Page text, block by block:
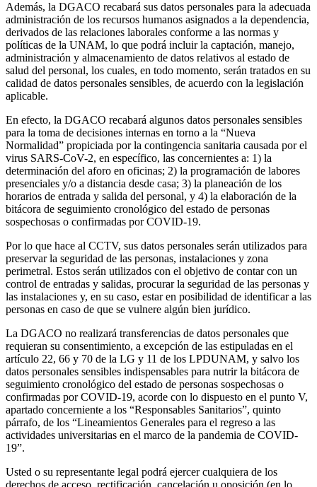
Además, la DGACO recabará sus datos personales para la adecuada
administración de los recursos humanos asignados a la dependencia,
derivados de las relaciones laborales conforme a las normas y
políticas de la UNAM, lo que podrá incluir la captación, manejo,
administración y almacenamiento de datos relativos al estado de
salud del personal, los cuales, en todo momento, serán tratados en su
calidad de datos personales sensibles, de acuerdo con la legislación
aplicable.
En efecto, la DGACO recabará algunos datos personales sensibles
para la toma de decisiones internas en torno a la “Nueva
Normalidad” propiciada por la contingencia sanitaria causada por el
virus SARS-CoV-2, en específico, las concernientes a: 1) la
determinación del aforo en oficinas; 2) la programación de labores
presenciales y/o a distancia desde casa; 3) la planeación de los
horarios de entrada y salida del personal, y 4) la elaboración de la
bitácora de seguimiento cronológico del estado de personas
sospechosas o confirmadas por COVID-19.
Por lo que hace al CCTV, sus datos personales serán utilizados para
preservar la seguridad de las personas, instalaciones y zona
perimetral. Estos serán utilizados con el objetivo de contar con un
control de entradas y salidas, procurar la seguridad de las personas y
las instalaciones y, en su caso, estar en posibilidad de identificar a las
personas en caso de que se vulnere algún bien jurídico.
La DGACO no realizará transferencias de datos personales que
requieran su consentimiento, a excepción de las estipuladas en el
artículo 22, 66 y 70 de la LG y 11 de los LPDUNAM, y salvo los
datos personales sensibles indispensables para nutrir la bitácora de
seguimiento cronológico del estado de personas sospechosas o
confirmadas por COVID-19, acorde con lo dispuesto en el punto V,
apartado concerniente a los “Responsables Sanitarios”, quinto
párrafo, de los “Lineamientos Generales para el regreso a las
actividades universitarias en el marco de la pandemia de COVID-
19”.
Usted o su representante legal podrá ejercer cualquiera de los